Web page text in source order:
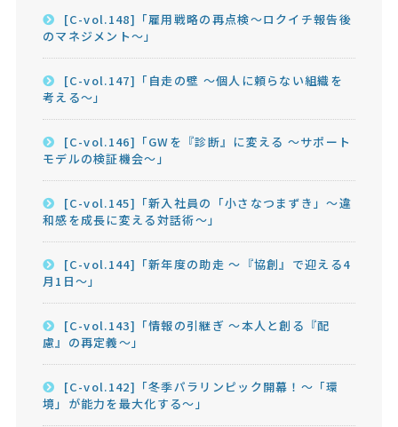
[C-vol.148]「雇用戦略の再点検～ロクイチ報告後
のマネジメント～」
[C-vol.147]「自走の壁 ～個人に頼らない組織を
考える～」
[C-vol.146]「GWを『診断』に変える ～サポート
モデルの検証機会～」
[C-vol.145]「新入社員の「小さなつまずき」～違
和感を成長に変える対話術～」
[C-vol.144]「新年度の助走 ～『協創』で迎える4
月1日～」
[C-vol.143]「情報の引継ぎ ～本人と創る『配
慮』の再定義～」
[C-vol.142]「冬季パラリンピック開幕！～「環
境」が能力を最大化する～」